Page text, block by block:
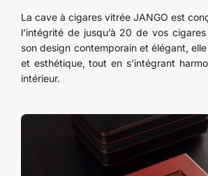
La cave à cigares vitrée JANGO est
l’intégrité de jusqu’à 20 de vos
son design contemporain et élégant,
et esthétique, tout en s’intégrant
intérieur.